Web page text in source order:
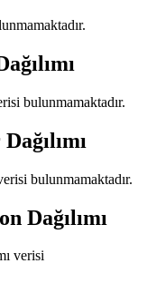
bulunmamaktadır.
bulunmamaktadır.
Dağılımı
verisi